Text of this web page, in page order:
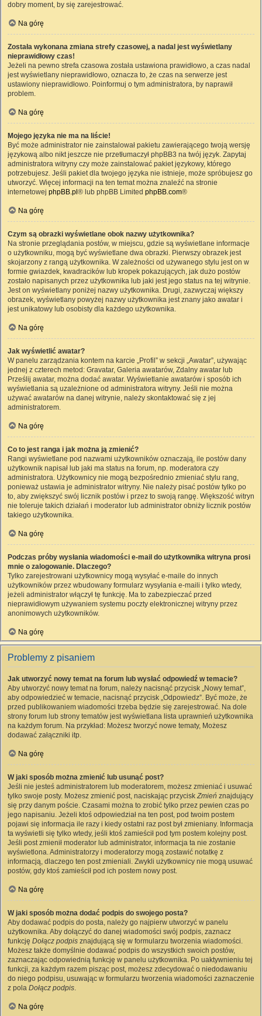
dobry moment, by się zarejestrować.
Na górę
Została wykonana zmiana strefy czasowej, a nadal jest wyświetlany
nieprawidłowy czas!
Jeżeli na pewno strefa czasowa została ustawiona prawidłowo, a czas nadal
jest wyświetlany nieprawidłowo, oznacza to, że czas na serwerze jest
ustawiony nieprawidłowo. Poinformuj o tym administratora, by naprawił
problem.
Na górę
Mojego języka nie ma na liście!
Być może administrator nie zainstalował pakietu zawierającego twoją wersję
językową albo nikt jeszcze nie przetłumaczył phpBB3 na twój język. Zapytaj
administratora witryny czy może zainstalować pakiet językowy, którego
potrzebujesz. Jeśli pakiet dla twojego języka nie istnieje, może spróbujesz go
utworzyć. Więcej informacji na ten temat można znaleźć na stronie
internetowej phpBB.pl ® lub phpBB Limited phpBB.com®
Na górę
Czym są obrazki wyświetlane obok nazwy użytkownika?
Na stronie przeglądania postów, w miejscu, gdzie są wyświetlane informacje
o użytkowniku, mogą być wyświetlane dwa obrazki. Pierwszy obrazek jest
skojarzony z rangą użytkownika. W zależności od używanego stylu jest on w
formie gwiazdek, kwadracików lub kropek pokazujących, jak dużo postów
zostało napisanych przez użytkownika lub jaki jest jego status na tej witrynie.
Jest on wyświetlany poniżej nazwy użytkownika. Drugi, zazwyczaj większy
obrazek, wyświetlany powyżej nazwy użytkownika jest znany jako awatar i
jest unikatowy lub osobisty dla każdego użytkownika.
Na górę
Jak wyświetlić awatar?
W panelu zarządzania kontem na karcie „Profil” w sekcji „Awatar”, używając
jednej z czterech metod: Gravatar, Galeria awatarów, Zdalny awatar lub
Prześlij awatar, można dodać awatar. Wyświetlanie awatarów i sposób ich
wyświetlania są uzależnione od administratora witryny. Jeśli nie można
używać awatarów na danej witrynie, należy skontaktować się z jej
administratorem.
Na górę
Co to jest ranga i jak można ją zmienić?
Rangi wyświetlane pod nazwami użytkowników oznaczają, ile postów dany
użytkownik napisał lub jaki ma status na forum, np. moderatora czy
administratora. Użytkownicy nie mogą bezpośrednio zmieniać stylu rang,
ponieważ ustawia je administrator witryny. Nie należy pisać postów tylko po
to, aby zwiększyć swój licznik postów i przez to swoją rangę. Większość witryn
nie toleruje takich działań i moderator lub administrator obniży licznik postów
takiego użytkownika.
Na górę
Podczas próby wysłania wiadomości e-mail do użytkownika witryna prosi
mnie o zalogowanie. Dlaczego?
Tylko zarejestrowani użytkownicy mogą wysyłać e-maile do innych
użytkowników przez wbudowany formularz wysyłania e-maili i tylko wtedy,
jeżeli administrator włączył tę funkcję. Ma to zabezpieczać przed
nieprawidłowym używaniem systemu poczty elektronicznej witryny przez
anonimowych użytkowników.
Na górę
Problemy z pisaniem
Jak utworzyć nowy temat na forum lub wysłać odpowiedź w temacie?
Aby utworzyć nowy temat na forum, należy nacisnąć przycisk „Nowy temat”,
aby odpowiedzieć w temacie, nacisnąć przycisk „Odpowiedz”. Być może, że
przed publikowaniem wiadomości trzeba będzie się zarejestrować. Na dole
strony forum lub strony tematów jest wyświetlana lista uprawnień użytkownika
na każdym forum. Na przykład: Możesz tworzyć nowe tematy, Możesz
dodawać załączniki itp.
Na górę
W jaki sposób można zmienić lub usunąć post?
Jeśli nie jesteś administratorem lub moderatorem, możesz zmieniać i usuwać
tylko swoje posty. Możesz zmienić post, naciskając przyciskZmień znajdujący
się przy danym poście. Czasami można to zrobić tylko przez pewien czas po
jego napisaniu. Jeżeli ktoś odpowiedział na ten post, pod twoim postem
pojawi się informacja ile razy i kiedy ostatni raz post był zmieniany. Informacja
ta wyświetli się tylko wtedy, jeśli ktoś zamieścił pod tym postem kolejny post.
Jeśli post zmienił moderator lub administrator, informacja ta nie zostanie
wyświetlona. Administratorzy i moderatorzy mogą zostawić notatkę z
informacją, dlaczego ten post zmieniali. Zwykli użytkownicy nie mogą usuwać
postów, gdy ktoś zamieścił pod ich postem nowy post.
Na górę
W jaki sposób można dodać podpis do swojego posta?
Aby dodawać podpis do posta, należy go najpierw utworzyć w panelu
użytkownika. Aby dołączyć do danej wiadomości swój podpis, zaznacz
funkcję Dołącz podpis znajdującą się w formularzu tworzenia wiadomości.
Możesz także domyślnie dodawać podpis do wszystkich swoich postów,
zaznaczając odpowiednią funkcję w panelu użytkownika. Po uaktywnieniu tej
funkcji, za każdym razem pisząc post, możesz zdecydować o niedodawaniu
do niego podpisu, usuwając w formularzu tworzenia wiadomości zaznaczenie
z pola Dołącz podpis.
Na górę